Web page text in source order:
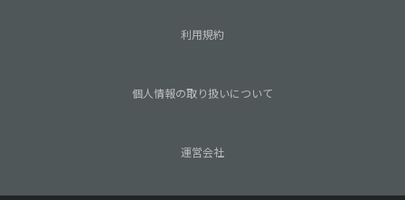
利用規約
個人情報の取り扱いについて
運営会社